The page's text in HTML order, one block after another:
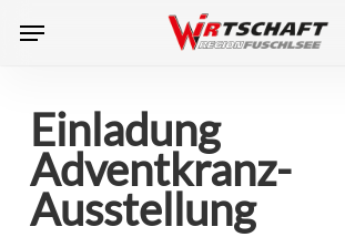
Menu
Einladung
Adventkranz-
Ausstellung